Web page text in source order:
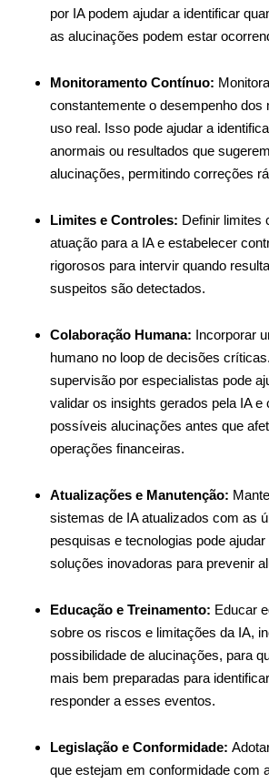
por IA podem ajudar a identificar
as alucinações podem estar
Monitoramento Contínuo:
constantemente o desempenho dos
uso real. Isso pode ajudar a
anormais ou resultados que sugerem
alucinações, permitindo correções
Limites e Controles: Definir limites
atuação para a IA e estabelecer
rigorosos para intervir quando
suspeitos são detectados.
Colaboração Humana: Incorporar
humano no loop de decisões
supervisão por especialistas pode
validar os insights gerados pela IA e
possíveis alucinações antes que
operações financeiras.
Atualizações e Manutenção:
sistemas de IA atualizados com as
pesquisas e tecnologias pode
soluções inovadoras para prevenir
Educação e Treinamento: Educar
sobre os riscos e limitações da IA,
possibilidade de alucinações, para
mais bem preparadas para
responder a esses eventos.
Legislação e Conformidade:
que estejam em conformidade com